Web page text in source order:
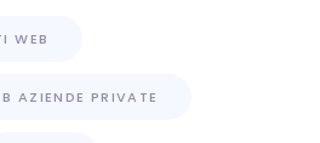
WEB
AZIENDE PRIVATE